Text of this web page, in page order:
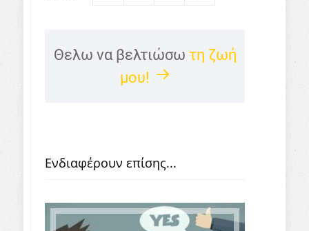
Θελω να βελτιώσω τη ζωή
μου!
Ενδιαφέρουν επίσης...